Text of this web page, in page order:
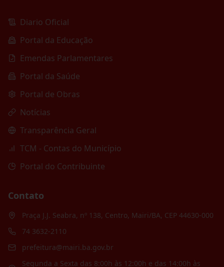
Diario Oficial
Portal da Educação
Emendas Parlamentares
Portal da Saúde
Portal de Obras
Notícias
Transparência Geral
TCM - Contas do Município
Portal do Contribuinte
Contato
Praça J.J. Seabra, nº 138, Centro, Mairi/BA, CEP 44630-000
74 3632-2110
prefeitura@mairi.ba.gov.br
Segunda a Sexta das 8:00h às 12:00h e das 14:00h às